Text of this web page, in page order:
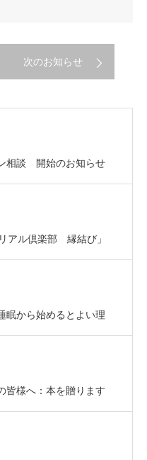
次のお知らせ
相談 開始のお知らせ
アル倶楽部 縁結び」
眠から始めるとよい理
皆様へ：本を贈ります